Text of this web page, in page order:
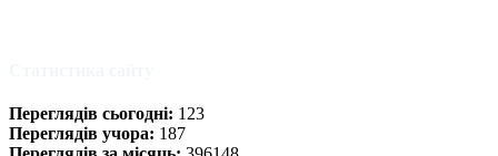
Переглядів сьогодні: 123
Переглядів учора: 187